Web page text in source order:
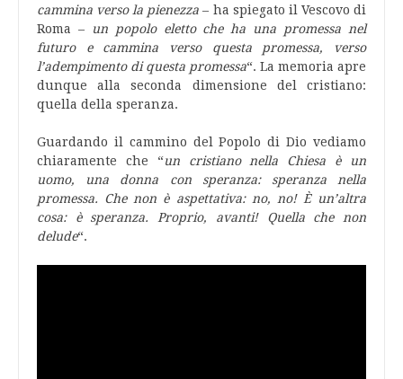
cammina verso la pienezza – ha spiegato il Vescovo di
Roma –
un popolo eletto che ha una promessa nel
futuro e cammina verso questa promessa, verso
l’adempimento di questa promessa“. La memoria apre
dunque alla seconda dimensione del cristiano:
quella della speranza.
Guardando il cammino del Popolo di Dio vediamo
chiaramente che “un cristiano nella Chiesa è un
uomo, una donna con speranza: speranza nella
promessa. Che non è aspettativa: no, no! È un’altra
cosa: è speranza. Proprio, avanti! Quella che non
delude“.